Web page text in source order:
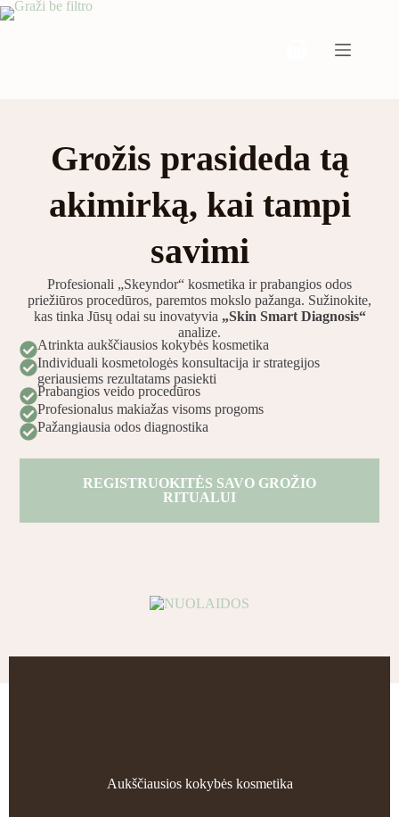
Grožis prasideda tą
akimirką, kai tampi
savimi
Profesionali „Skeyndor“ kosmetika ir prabangios odos
priežiūros procedūros, paremtos mokslo pažanga. Sužinokite,
kas tinka Jūsų odai su inovatyvia „Skin Smart Diagnosis“
analize.
Atrinkta aukščiausios kokybės kosmetika
Individuali kosmetologės konsultacija ir strategijos
geriausiems rezultatams pasiekti
Prabangios veido procedūros
Profesionalus makiažas visoms progoms
Pažangiausia odos diagnostika
REGISTRUOKITĖS SAVO GROŽIO
RITUALUI
Aukščiausios kokybės kosmetika